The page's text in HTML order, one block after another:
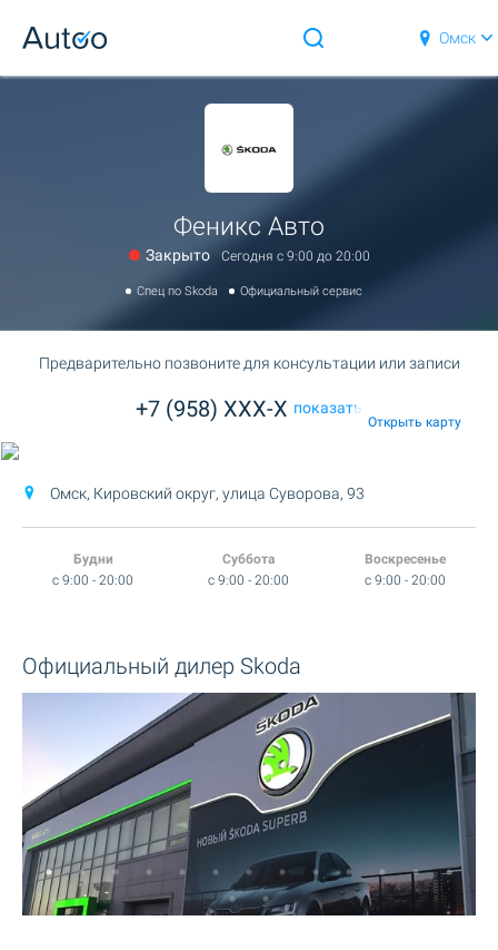
Омск
Феникс Авто
Закрыто Сегодня c 9:00 до 20:00
Спец по Skoda Официальный сервис
Предварительно позвоните для консультации или записи
+7 (958) XXX-X показать
Открыть карту
Омск, Кировский округ, улица Суворова, 93
Будни
c 9:00 - 20:00
Суббота
c 9:00 - 20:00
Воскресенье
c 9:00 - 20:00
Официальный дилер Skoda